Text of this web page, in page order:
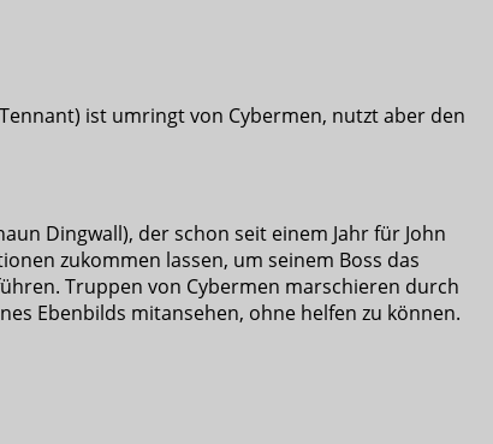
ist umringt von Cybermen, nutzt aber den
Dingwall), der schon seit einem Jahr für John
zukommen lassen, um seinem Boss das
Truppen von Cybermen marschieren durch
Ebenbilds mitansehen, ohne helfen zu können.